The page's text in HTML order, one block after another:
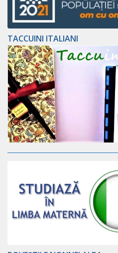
TACCUINI ITALIANI